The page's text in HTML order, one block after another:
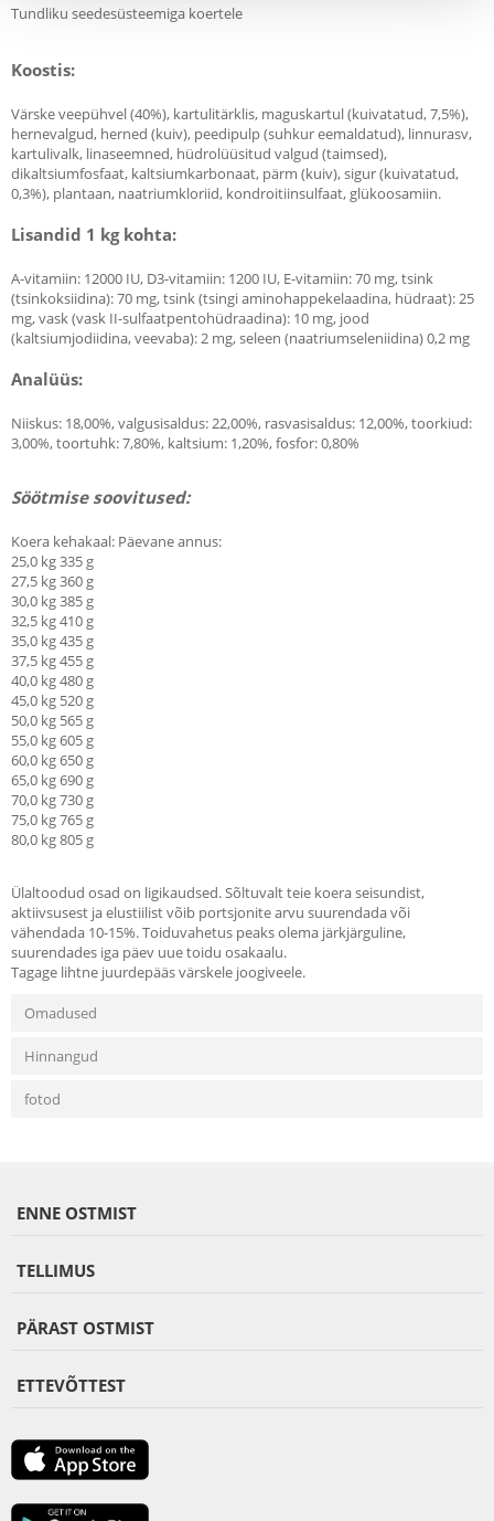
Tundliku seedesüsteemiga koertele
Koostis:
Värske veepühvel (40%), kartulitärklis, maguskartul (kuivatatud, 7,5%),
hernevalgud, herned (kuiv), peedipulp (suhkur eemaldatud), linnurasv,
kartulivalk, linaseemned, hüdrolüüsitud valgud (taimsed),
dikaltsiumfosfaat, kaltsiumkarbonaat, pärm (kuiv), sigur (kuivatatud,
0,3%), plantaan, naatriumkloriid, kondroitiinsulfaat, glükoosamiin.
Lisandid 1 kg kohta:
A-vitamiin: 12000 IU, D3-vitamiin: 1200 IU, E-vitamiin: 70 mg, tsink
(tsinkoksiidina): 70 mg, tsink (tsingi aminohappekelaadina, hüdraat): 25
mg, vask (vask II-sulfaatpentohüdraadina): 10 mg, jood
(kaltsiumjodiidina, veevaba): 2 mg, seleen (naatriumseleniidina) 0,2 mg
Analüüs:
Niiskus: 18,00%, valgusisaldus: 22,00%, rasvasisaldus: 12,00%, toorkiud:
3,00%, toortuhk: 7,80%, kaltsium: 1,20%, fosfor: 0,80%
Söötmise soovitused:
Koera kehakaal: Päevane annus:
25,0 kg 335 g
27,5 kg 360 g
30,0 kg 385 g
32,5 kg 410 g
35,0 kg 435 g
37,5 kg 455 g
40,0 kg 480 g
45,0 kg 520 g
50,0 kg 565 g
55,0 kg 605 g
60,0 kg 650 g
65,0 kg 690 g
70,0 kg 730 g
75,0 kg 765 g
80,0 kg 805 g
Ülaltoodud osad on ligikaudsed. Sõltuvalt teie koera seisundist,
aktiivsusest ja elustiilist võib portsjonite arvu suurendada või
vähendada 10-15%. Toiduvahetus peaks olema järkjärguline,
suurendades iga päev uue toidu osakaalu.
Tagage lihtne juurdepääs värskele joogiveele.
Omadused
Hinnangud
fotod
ENNE OSTMIST
TELLIMUS
PÄRAST OSTMIST
ETTEVÕTTEST